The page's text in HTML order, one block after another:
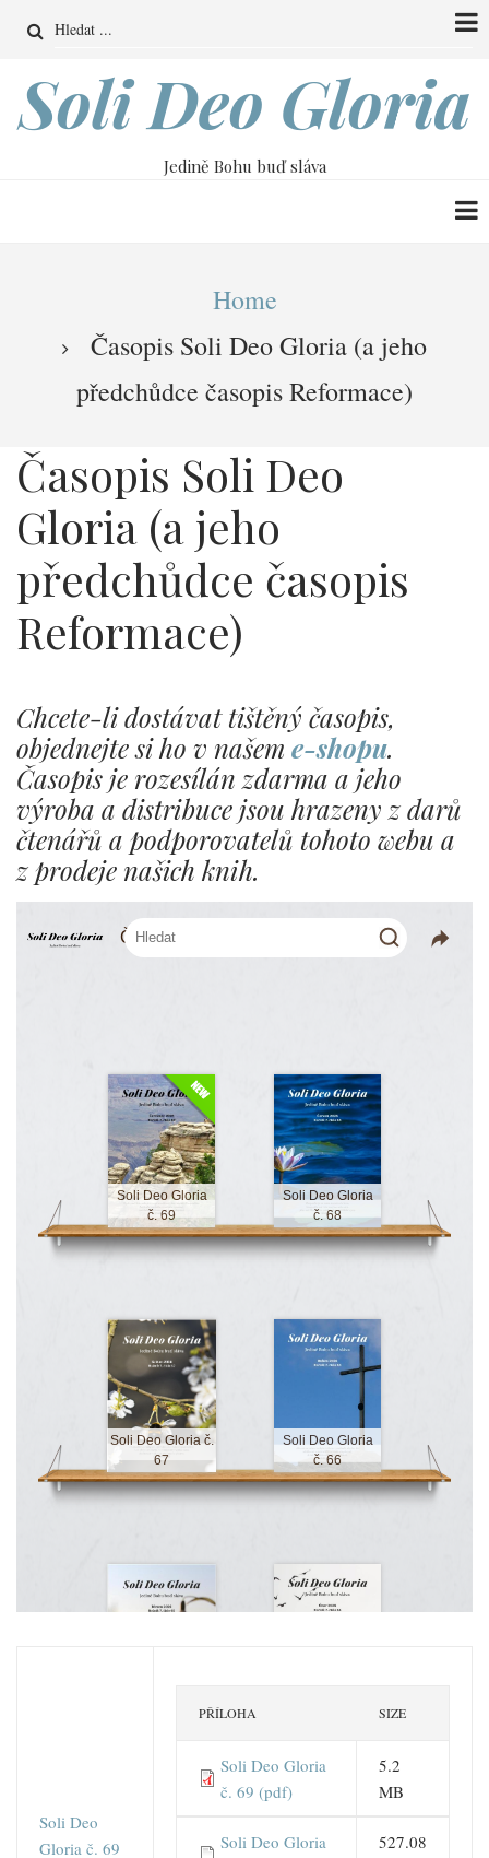
obsahu
Search
Soli Deo Gloria
Jedině Bohu buď sláva
navigace
Home
Časopis Soli Deo Gloria (a jeho
předchůdce časopis Reformace)
Časopis Soli Deo
Gloria (a jeho
předchůdce časopis
Reformace)
Chcete-li dostávat tištěný časopis,
objednejte si ho v našem e-shopu.
Časopis je rozesílán zdarma a jeho
výroba a distribuce jsou hrazeny z darů
čtenářů a podporovatelů tohoto webu a
z prodeje našich knih.
Soli Deo
Gloria č. 69
PŘÍLOHA SIZE
Soli Deo Gloria
č. 69 (pdf)
5.2
MB
Soli Deo Gloria
527.08